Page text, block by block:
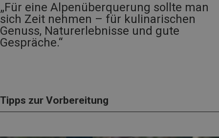
„Für eine Alpenüberquerung sollte man
sich Zeit nehmen – für kulinarischen
Genuss, Naturerlebnisse und gute
Gespräche.“
Tipps zur Vorbereitung